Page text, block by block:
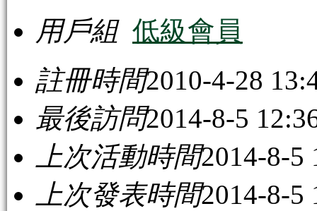
用戶組 低級會員
註冊時間2010-4-28
最後訪問2014-8-5
上次活動時間2014-8-5
上次發表時間2014-8-5